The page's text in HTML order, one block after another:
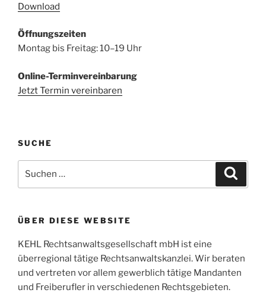
Download
Öffnungszeiten
Montag bis Freitag: 10–19 Uhr
Online-Terminvereinbarung
Jetzt Termin vereinbaren
SUCHE
nach:
ÜBER DIESE WEBSITE
KEHL Rechtsanwaltsgesellschaft mbH ist eine
überregional tätige Rechtsanwaltskanzlei. Wir beraten
und vertreten vor allem gewerblich tätige Mandanten
und Freiberufler in verschiedenen Rechtsgebieten.